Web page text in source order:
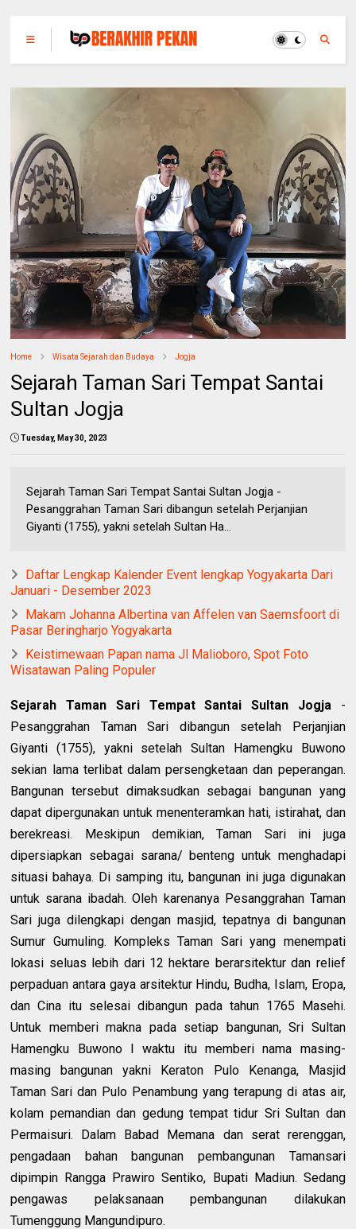
Home Wisata Sejarah dan Budaya Jogja
Sejarah Taman Sari Tempat Santai
Sultan Jogja
Tuesday, May 30, 2023
Sejarah Taman Sari Tempat Santai Sultan Jogja -
Pesanggrahan Taman Sari dibangun setelah Perjanjian
Giyanti (1755), yakni setelah Sultan Ha...
Daftar Lengkap Kalender Event lengkap Yogyakarta Dari
Januari - Desember 2023
Makam Johanna Albertina van Affelen van Saemsfoort di
Pasar Beringharjo Yogyakarta
Keistimewaan Papan nama Jl Malioboro, Spot Foto
Wisatawan Paling Populer
Sejarah Taman Sari Tempat Santai Sultan Jogja -
Pesanggrahan Taman Sari dibangun setelah Perjanjian
Giyanti (1755), yakni setelah Sultan Hamengku Buwono
sekian lama terlibat dalam persengketaan dan peperangan.
Bangunan tersebut dimaksudkan sebagai bangunan yang
dapat dipergunakan untuk menenteramkan hati, istirahat, dan
berekreasi. Meskipun demikian, Taman Sari ini juga
dipersiapkan sebagai sarana/ benteng untuk menghadapi
situasi bahaya. Di samping itu, bangunan ini juga digunakan
untuk sarana ibadah. Oleh karenanya Pesanggrahan Taman
Sari juga dilengkapi dengan masjid, tepatnya di bangunan
Sumur Gumuling. Kompleks Taman Sari yang menempati
lokasi seluas lebih dari 12 hektare berarsitektur dan relief
perpaduan antara gaya arsitektur Hindu, Budha, Islam, Eropa,
dan Cina itu selesai dibangun pada tahun 1765 Masehi.
Untuk memberi makna pada setiap bangunan, Sri Sultan
Hamengku Buwono I waktu itu memberi nama masing-
masing bangunan yakni Keraton Pulo Kenanga, Masjid
Taman Sari dan Pulo Penambung yang terapung di atas air,
kolam pemandian dan gedung tempat tidur Sri Sultan dan
Permaisuri. Dalam Babad Memana dan serat rerenggan,
pengadaan bahan bangunan pembangunan Tamansari
dipimpin Rangga Prawiro Sentiko, Bupati Madiun. Sedang
pengawas pelaksanaan pembangunan dilakukan
Tumenggung Mangundipuro.